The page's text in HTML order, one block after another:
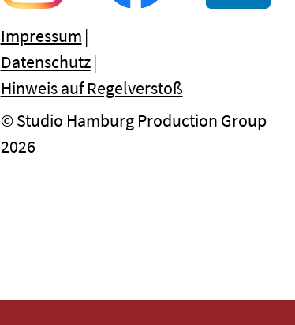
Impressum
Datenschutz
Hinweis auf Regelverstoß
© Studio Hamburg Production Group
2026